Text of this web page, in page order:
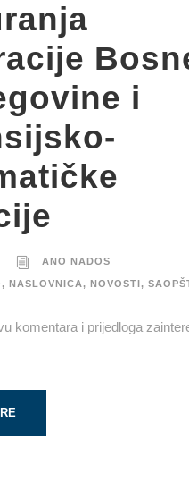
i
ANO NADOS
, NASLOVNICA, NOVOSTI ,
komentara i prijedloga